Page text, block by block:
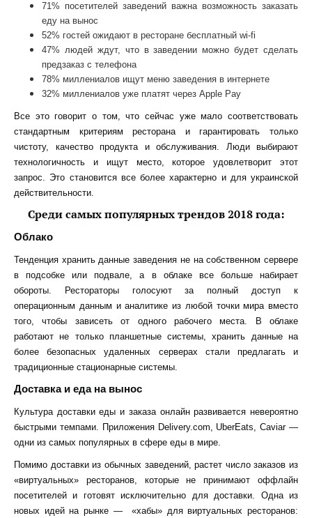
71% посетителей заведений важна возможность заказать
еду на вынос
52% гостей ожидают в ресторане бесплатный wi-fi
47% людей ждут, что в заведении можно будет сделать
предзаказ с телефона
78% миллениалов ищут меню заведения в интернете
32% миллениалов уже платят через Apple Pay
Все это говорит о том, что сейчас уже мало соответствовать
стандартным критериям ресторана и гарантировать только
чистоту, качество продукта и обслуживания. Люди выбирают
технологичность и ищут место, которое удовлетворит этот
запрос. Это становится все более характерно и для украинской
действительности.
Среди самых популярных трендов 2018 года:
Облако
Тенденция хранить данные заведения не на собственном сервере
в подсобке или подвале, а в облаке все больше набирает
обороты. Рестораторы голосуют за полный доступ к
операционным данным и аналитике из любой точки мира вместо
того, чтобы зависеть от одного рабочего места. В облаке
работают не только планшетные системы, хранить данные на
более безопасных удаленных серверах стали предлагать и
традиционные стационарные системы.
Доставка и еда на вынос
Культура доставки еды и заказа онлайн развивается невероятно
быстрыми темпами. Приложения Delivery.com, UberEats, Caviar —
одни из самых популярных в сфере еды в мире.
Помимо доставки из обычных заведений,растет число заказов из
«виртуальных» ресторанов, которые не принимают оффлайн
посетителей и готовят исключительно для доставки. Одна из
новых идей на рынке — «хабы» для виртуальных ресторанов: